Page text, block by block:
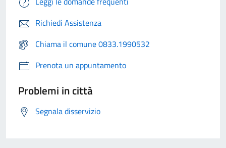
Richiedi Assistenza
Chiama il comune 0833.1990532
Prenota un appuntamento
Problemi in città
Segnala disservizio